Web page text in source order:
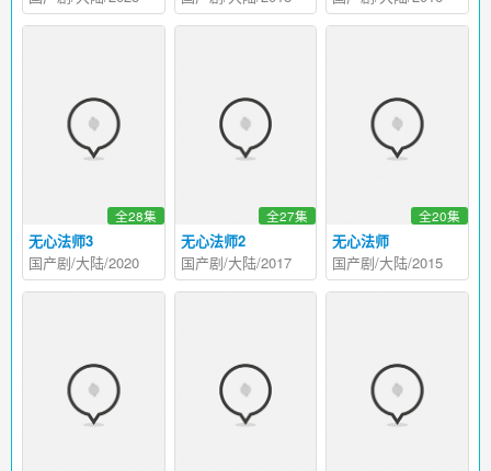
无心法师3
全28集
国产剧/大陆/2020
无心法师2
全27集
国产剧/大陆/2017
无心法师
全20集
国产剧/大陆/2015